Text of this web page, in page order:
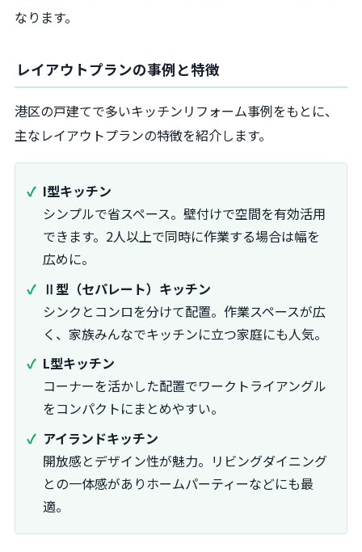
なります。
レイアウトプランの事例と特徴
港区の戸建てで多いキッチンリフォーム事例をもとに、
主なレイアウトプランの特徴を紹介します。
I型キッチン
シンプルで省スペース。壁付けで空間を有効活用
できます。2人以上で同時に作業する場合は幅を
広めに。
Ⅱ型（セパレート）キッチン
シンクとコンロを分けて配置。作業スペースが広
く、家族みんなでキッチンに立つ家庭にも人気。
L型キッチン
コーナーを活かした配置でワークトライアングル
をコンパクトにまとめやすい。
アイランドキッチン
開放感とデザイン性が魅力。リビングダイニング
との一体感がありホームパーティーなどにも最
適。